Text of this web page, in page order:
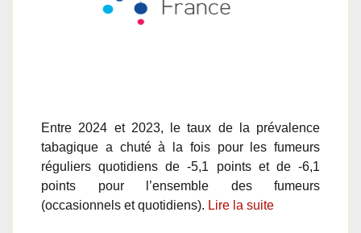
Entre 2024 et 2023, le taux de la prévalence
tabagique a chuté à la fois pour les fumeurs
réguliers quotidiens de -5,1 points et de -6,1
points pour l’ensemble des fumeurs
(occasionnels et quotidiens). Lire la suite